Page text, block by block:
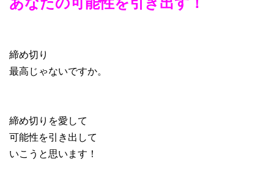
締め切り
最高じゃないですか。
締め切りを愛して
可能性を引き出して
いこうと思います！